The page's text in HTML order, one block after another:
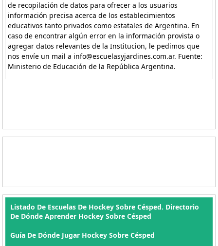
de recopilación de datos para ofrecer a los usuarios
información precisa acerca de los establecimientos
educativos tanto privados como estatales de Argentina. En
caso de encontrar algún error en la información provista o
agregar datos relevantes de la Institucion, le pedimos que
nos envíe un mail a info@escuelasyjardines.com.ar. Fuente:
Ministerio de Educación de la República Argentina.
Listado De Escuelas De Hockey Sobre Césped. Directorio
De Dónde Aprender Hockey Sobre Césped
Guía De Dónde Jugar Hockey Sobre Césped